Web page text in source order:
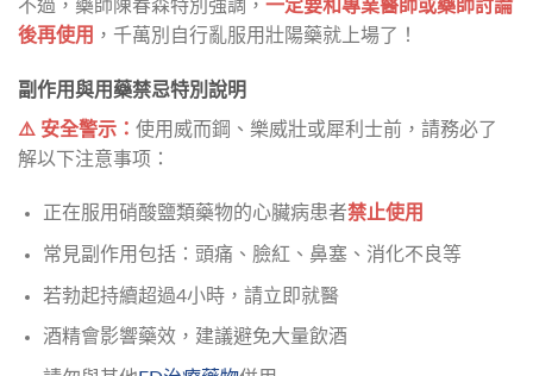
不過，藥師陳春森特別強調， 一定要和專業醫師或藥師討論
後再使用 ，千萬別自行亂服用壯陽藥就上場了！
副作用與用藥禁忌特別說明
⚠️ 安全警示： 使用威而鋼、樂威壯或犀利士前，請務必了
解以下注意事项：
正在服用硝酸鹽類藥物的心臟病患者禁止使用
常見副作用包括：頭痛、臉紅、鼻塞、消化不良等
若勃起持續超過4小時，請立即就醫
酒精會影響藥效，建議避免大量飲酒